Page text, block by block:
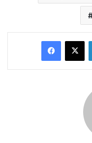
Facebook
X